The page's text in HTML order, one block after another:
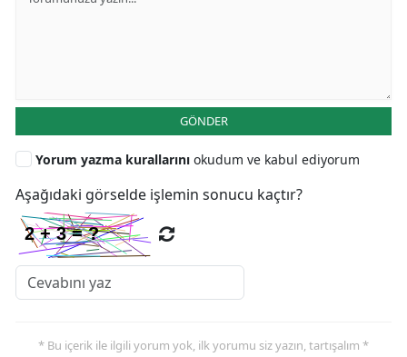
GÖNDER
Yorum yazma kurallarını okudum ve kabul ediyorum
Aşağıdaki görselde işlemin sonucu kaçtır?
* Bu içerik ile ilgili yorum yok, ilk yorumu siz yazın, tartışalım *